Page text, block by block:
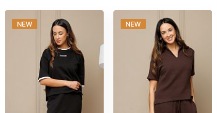
NEW NEW